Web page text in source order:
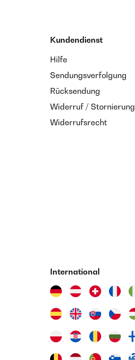
Kundendienst
Hilfe
Sendungsverfolgung
Rücksendung
Widerruf / Stornierung
Widerrufsrecht
International